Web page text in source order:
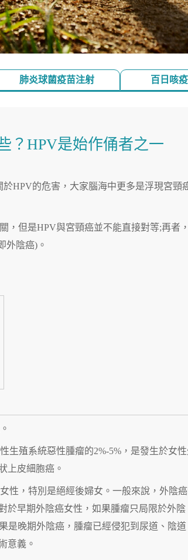
肺炎球菌疫苗注射 百日咳
？HPV是始作俑者之一
HPV的危害，大家腦海中更多是浮現宮頸
，但是HPV與宮頸癌並不能直接對等;再者
外陰癌)。
生殖系統惡性腫瘤的2%-5%，是發生於女
上皮細胞癌。
性，特別是絕經後婦女。一般來說，外陰
早期外陰癌女性，如果腫瘤只局限於外陰
是晚期外陰癌，腫瘤已經侵犯到尿道、陰道
意義。